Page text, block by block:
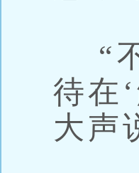
“不
待在
大声